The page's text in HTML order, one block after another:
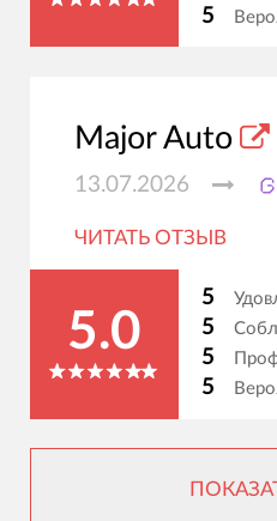
5
Major Auto
13.07.2026
ЧИТАТЬ ОТЗЫВ
5.0
5
5
5
5